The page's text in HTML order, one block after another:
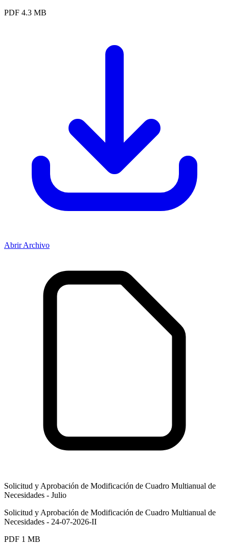
PDF 4.3 MB
Abrir Archivo
Solicitud y Aprobación de Modificación de Cuadro Multianual de
Necesidades - Julio
Solicitud y Aprobación de Modificación de Cuadro Multianual de
Necesidades - 24-07-2026-II
PDF 1 MB